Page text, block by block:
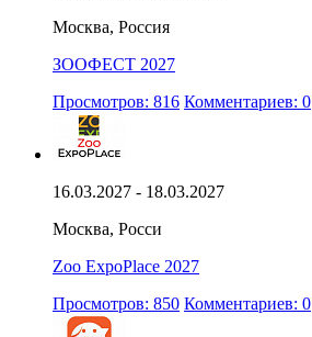
Москва, Россия
ЗООФЕСТ 2027
Просмотров: 816 Комментариев: 0
16.03.2027 - 18.03.2027
Москва, Росси
Zoo ExpoPlace 2027
Просмотров: 850 Комментариев: 0